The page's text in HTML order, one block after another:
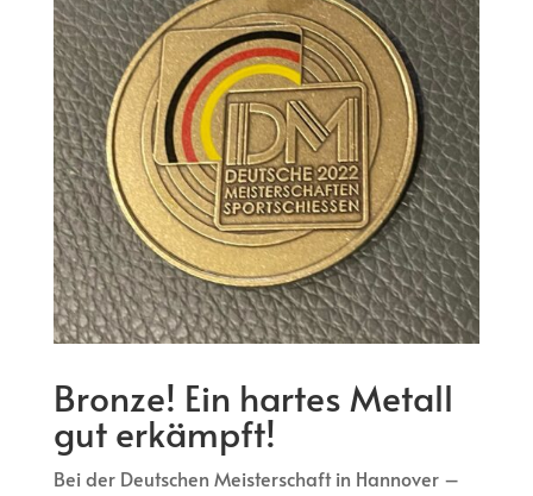
Bronze! Ein hartes Metall
gut erkämpft!
Bei der Deutschen Meisterschaft in Hannover –